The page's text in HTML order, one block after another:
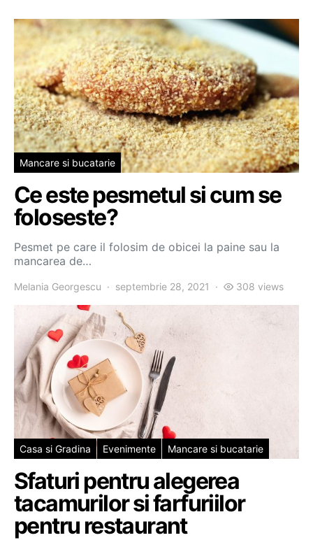
Mancare si bucatarie
Ce este pesmetul si cum se
foloseste?
Pesmet pe care il folosim de obicei la paine sau la
mancarea de…
Melania Georgescu septembrie 28, 2021 308 views
Casa si Gradina Evenimente Mancare si bucatarie
Sfaturi pentru alegerea
tacamurilor si farfuriilor
pentru restaurant